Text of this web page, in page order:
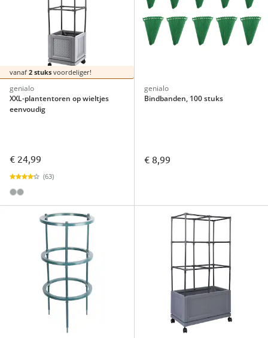
vanaf 2 stuks voordeliger!
genialo
XXL-plantentoren op wieltjes
eenvoudig
€ 24,99
(63)
genialo
Bindbanden, 100 stuks
€ 8,99